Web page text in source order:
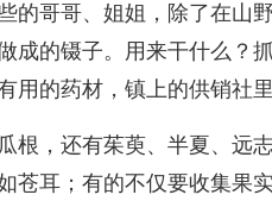
的哥哥、姐姐，除了在山
成的镊子。用来干什么？
用的药材，镇上的供销社
根，还有茱萸、半夏、远
苍耳；有的不仅要收集果